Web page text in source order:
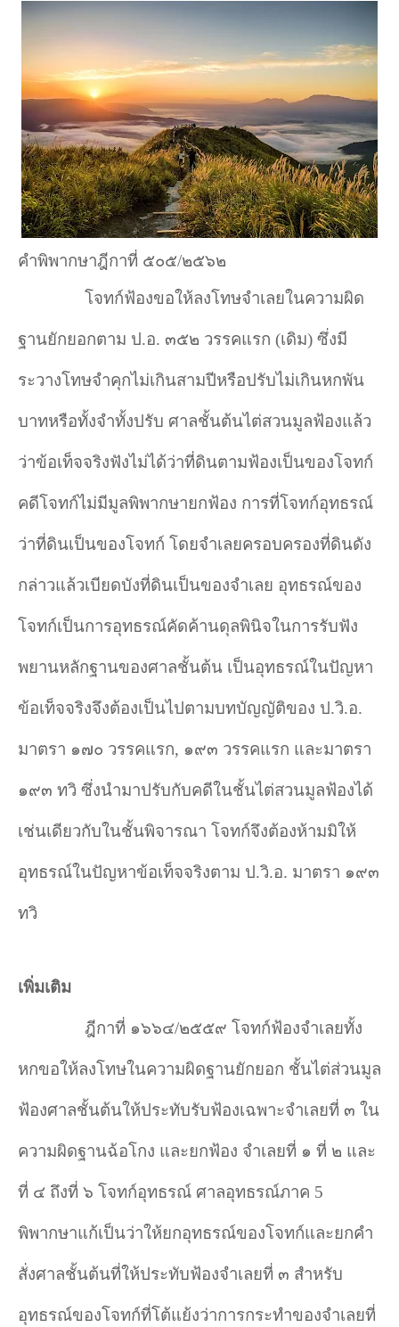
คำพิพากษาฎีกาที่ ๕๐๕/๒๕๖๒
โจทก์ฟ้องขอให้ลงโทษจำเลยในความผิด
ฐานยักยอกตาม ป.อ. ๓๕๒ วรรคแรก (เดิม) ซึ่งมี
ระวางโทษจำคุกไม่เกินสามปีหรือปรับไม่เกินหกพัน
บาทหรือทั้งจำทั้งปรับ ศาลชั้นต้นไต่สวนมูลฟ้องแล้ว
ว่าข้อเท็จจริงฟังไม่ได้ว่าที่ดินตามฟ้องเป็นของโจทก์
คดีโจทก์ไม่มีมูลพิพากษายกฟ้อง การที่โจทก์อุทธรณ์
ว่าที่ดินเป็นของโจทก์ โดยจำเลยครอบครองที่ดินดัง
กล่าวแล้วเบียดบังที่ดินเป็นของจำเลย อุทธรณ์ของ
โจทก์เป็นการอุทธรณ์คัดค้านดุลพินิจในการรับฟัง
พยานหลักฐานของศาลชั้นต้น เป็นอุทธรณ์ในปัญหา
ข้อเท็จจริงจึงต้องเป็นไปตามบทบัญญัติของ ป.วิ.อ.
มาตรา ๑๗๐ วรรคแรก, ๑๙๓ วรรคแรก และมาตรา
๑๙๓ ทวิ ซึ่งนำมาปรับกับคดีในชั้นไต่สวนมูลฟ้องได้
เช่นเดียวกับในชั้นพิจารณา โจทก์จึงต้องห้ามมิให้
อุทธรณ์ในปัญหาข้อเท็จจริงตาม ป.วิ.อ. มาตรา ๑๙๓
ทวิ
เพิ่มเติม
ฎีกาที่ ๑๖๖๔/๒๕๕๙ โจทก์ฟ้องจำเลยทั้ง
หกขอให้ลงโทษในความผิดฐานยักยอก ชั้นไต่ส่วนมูล
ฟ้องศาลชั้นต้นให้ประทับรับฟ้องเฉพาะจำเลยที่ ๓ ใน
ความผิดฐานฉ้อโกง และยกฟ้อง จําเลยที่ ๑ ที่ ๒ และ
ที่ ๔ ถึงที่ ๖ โจทก์อุทธรณ์ ศาลอุทธรณ์ภาค 5
พิพากษาแก้เป็นว่าให้ยกอุทธรณ์ของโจทก์และยกคำ
สั่งศาลชั้นต้นที่ให้ประทับฟ้องจำเลยที่ ๓ สำหรับ
อุทธรณ์ของโจทก์ที่โต้แย้งว่าการกระทำของจำเลยที่